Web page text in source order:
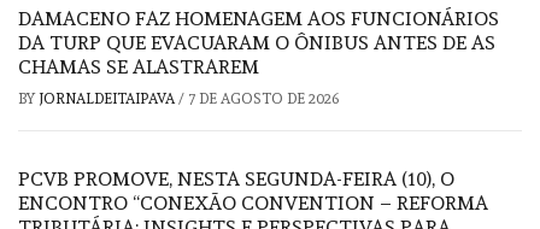
DAMACENO FAZ HOMENAGEM AOS FUNCIONÁRIOS
DA TURP QUE EVACUARAM O ÔNIBUS ANTES DE AS
CHAMAS SE ALASTRAREM
BY JORNALDEITAIPAVA/ 7 DE AGOSTO DE 2026
PCVB PROMOVE, NESTA SEGUNDA-FEIRA (10), O
ENCONTRO “CONEXÃO CONVENTION – REFORMA